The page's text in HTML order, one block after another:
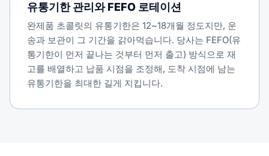
유통기한 관리와 FEFO 로테이션
완제품 초콜릿의 유통기한은 12~18개월 정도지만, 운
송과 보관이 그 기간을 갉아먹습니다. 당사는 FEFO(유
통기한이 먼저 끝나는 것부터 먼저 출고) 방식으로 재
고를 배열하고 납품 시점을 조정해, 도착 시점에 남는
유통기한을 최대한 길게 지킵니다.